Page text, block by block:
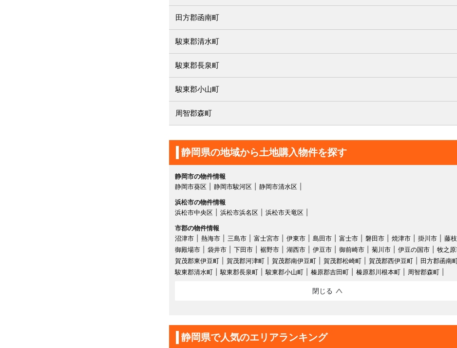
田方郡函南町
駿東郡清水町
駿東郡長泉町
駿東郡小山町
周智郡森町
静岡県の地域から土地購入物件を探す
静岡市の物件情報
静岡市葵区
静岡市駿河区
静岡市清水区
浜松市の物件情報
浜松市中央区
浜松市浜名区
浜松市天竜区
市郡の物件情報
沼津市
熱海市 三島市 富士宮市 伊東市 島田市 富士市 磐田市 焼津市 掛川市
藤
御殿場市
袋井市 下田市 裾野市 湖西市 伊豆市 御前崎市 菊川市 伊豆の国市
牧之
賀茂郡東伊豆町
賀茂郡河津町 賀茂郡南伊豆町 賀茂郡松崎町 賀茂郡西伊豆町
田方郡函南
駿東郡清水町
駿東郡長泉町 駿東郡小山町 榛原郡吉田町 榛原郡川根本町 周智郡森町
閉じる
静岡県で人気のエリアランキング